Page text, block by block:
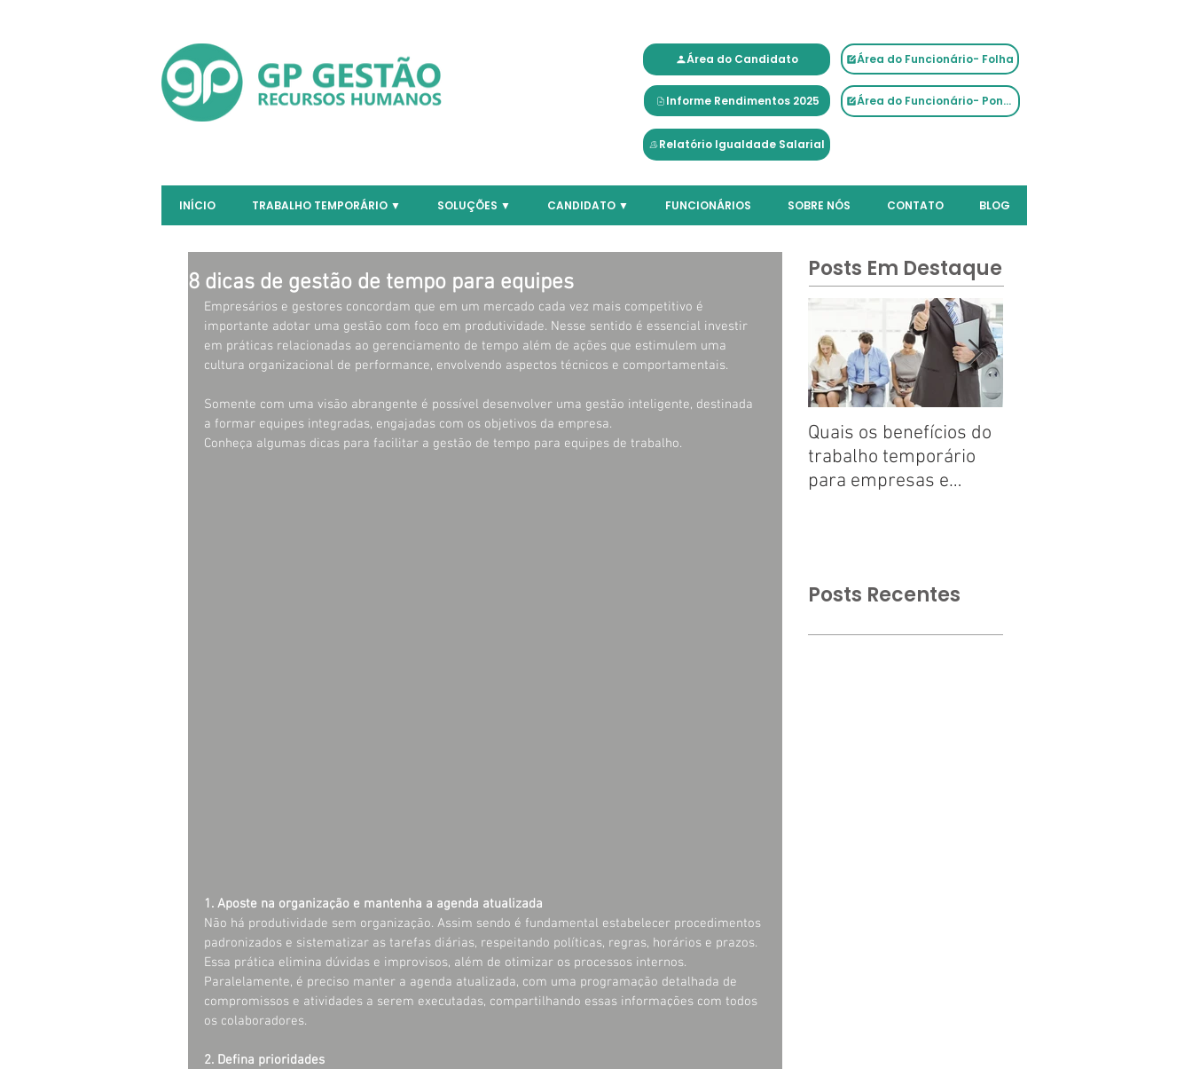
Área do Candidato Área do Funcionário- Folha
Informe Rendimentos 2025 Área do Funcionário- Ponto
Relatório Igualdade Salarial
INÍCIO TRABALHO TEMPORÁRIO ▼ SOLUÇÕES ▼ CANDIDATO ▼ FUNCIONÁRIOS SOBRE NÓS CONTATO BLOG
8 dicas de gestão de tempo para equipes
Empresários e gestores concordam que em um mercado cada vez mais competitivo é
importante adotar uma gestão com foco em produtividade. Nesse sentido é essencial investir
em práticas relacionadas ao gerenciamento de tempo além de ações que estimulem uma
cultura organizacional de performance, envolvendo aspectos técnicos e comportamentais.
Somente com uma visão abrangente é possível desenvolver uma gestão inteligente, destinada
a formar equipes integradas, engajadas com os objetivos da empresa.
Conheça algumas dicas para facilitar a gestão de tempo para equipes de trabalho.
1. Aposte na organização e mantenha a agenda atualizada
Não há produtividade sem organização. Assim sendo é fundamental estabelecer procedimentos
padronizados e sistematizar as tarefas diárias, respeitando políticas, regras, horários e prazos.
Essa prática elimina dúvidas e improvisos, além de otimizar os processos internos.
Paralelamente, é preciso manter a agenda atualizada, com uma programação detalhada de
compromissos e atividades a serem executadas, compartilhando essas informações com todos
os colaboradores.
2. Defina prioridades
Posts Em Destaque
Quais os benefícios do
trabalho temporário
para empresas e
Posts Recentes